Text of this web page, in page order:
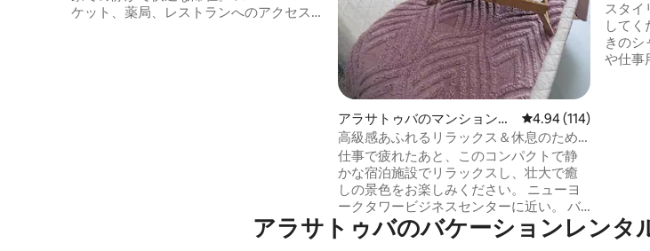
ケット、薬局、レストランへのアクセス
アラサトゥバのマンション・
アパート
レビュー114件、5つ
4.94 (114)
高級感あふれるリラックス＆休息のため
のスタジオ！
仕事で疲れたあと、このコンパクトで静
かな宿泊施設でリラックスし、壮大で癒
しの景色をお楽しみください。 ニューヨ
ークタワービジネスセンターに近い。 バ
ー、レストラン、ガソリンスタンド、カ
フェ、マクドナルド、ハビブス、アラサ
トOK
スタイ
して
きのシ
や仕事
アラサトゥバのバケーションレンタ